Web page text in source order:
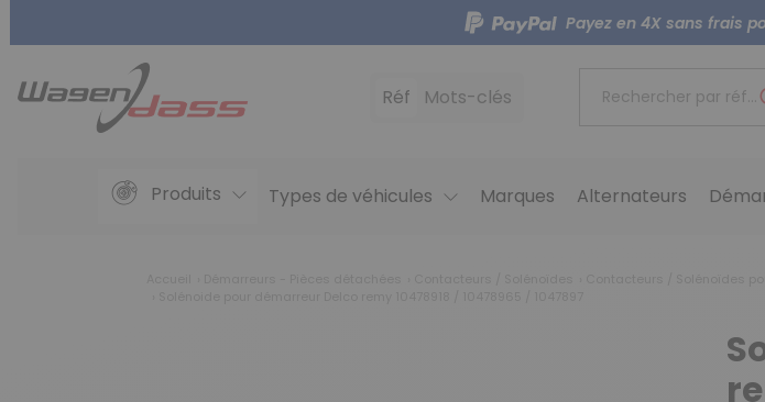
Payez en 4X sans frais
Réf Mots-clés Rechercher par référence...
Produits Types de véhicules Marques Alternateurs